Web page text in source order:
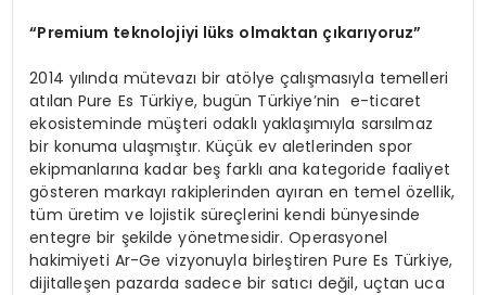
“Premium teknolojiyi lüks olmaktan çıkarıyoruz”
2014 yılında mütevazı bir atölye çalışmasıyla temelleri
atılan Pure Es Türkiye, bugün Türkiye’nin e-ticaret
ekosisteminde müşteri odaklı yaklaşımıyla sarsılmaz
bir konuma ulaşmıştır. Küçük ev aletlerinden spor
ekipmanlarına kadar beş farklı ana kategoride faaliyet
gösteren markayı rakiplerinden ayıran en temel özellik,
tüm üretim ve lojistik süreçlerini kendi bünyesinde
entegre bir şekilde yönetmesidir. Operasyonel
hakimiyeti Ar-Ge vizyonuyla birleştiren Pure Es Türkiye,
dijitalleşen pazarda sadece bir satıcı değil, uçtan uca